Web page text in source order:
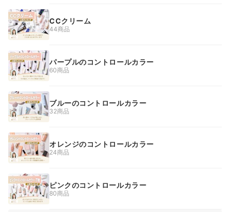
CCクリーム
44商品
パープルのコントロールカラー
60商品
ブルーのコントロールカラー
32商品
オレンジのコントロールカラー
24商品
ピンクのコントロールカラー
80商品